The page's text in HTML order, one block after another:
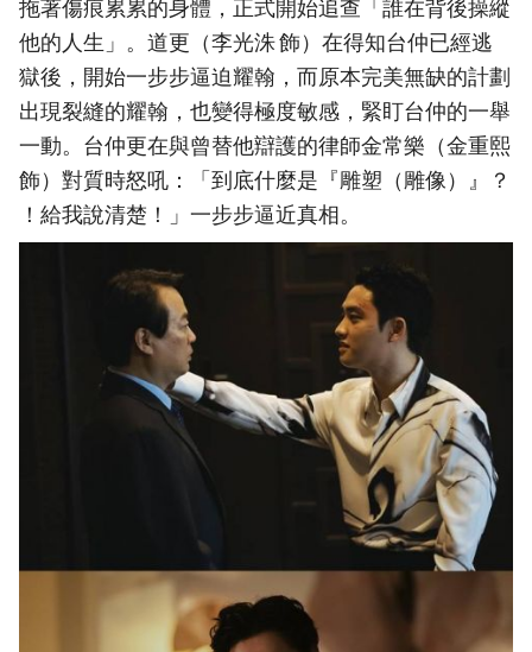
拖著傷痕累累的身體，正式開始追查「誰在背後操縱
他的人生」。道更（李光洙 飾）在得知台仲已經逃
獄後，開始一步步逼迫耀翰，而原本完美無缺的計劃
出現裂縫的耀翰，也變得極度敏感，緊盯台仲的一舉
一動。台仲更在與曾替他辯護的律師金常樂（金重熙
飾）對質時怒吼：「到底什麼是『雕塑（雕像）』？
！給我說清楚！」一步步逼近真相。